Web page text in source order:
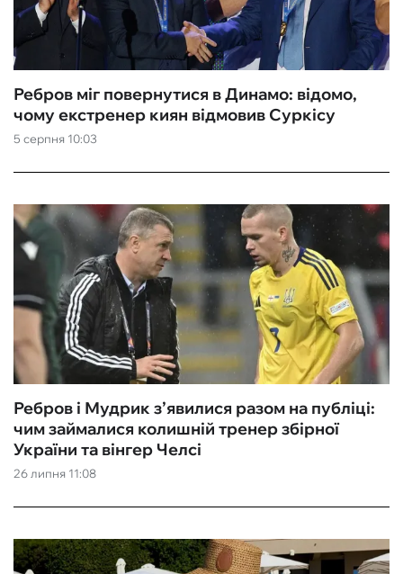
5 серпня 10:03
Ребров міг повернутися в Динамо: відомо,
чому екстренер киян відмовив Суркісу
26 липня 11:08
Ребров і Мудрик з’явилися разом на публіці:
чим займалися колишній тренер збірної
України та вінгер Челсі